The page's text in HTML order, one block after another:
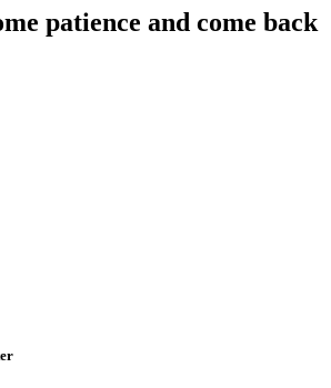
patience and come back